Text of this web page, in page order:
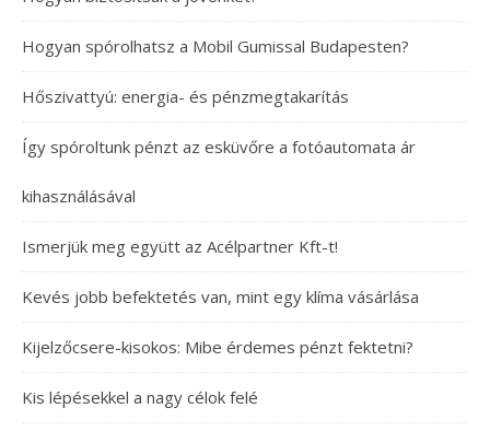
Hogyan spórolhatsz a Mobil Gumissal Budapesten?
Hőszivattyú: energia- és pénzmegtakarítás
Így spóroltunk pénzt az esküvőre a fotóautomata ár
kihasználásával
Ismerjük meg együtt az Acélpartner Kft-t!
Kevés jobb befektetés van, mint egy klíma vásárlása
Kijelzőcsere-kisokos: Mibe érdemes pénzt fektetni?
Kis lépésekkel a nagy célok felé